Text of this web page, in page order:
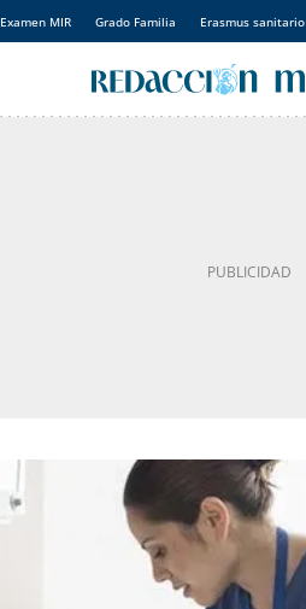
Examen MIR Grado Familia Erasmus sanitario